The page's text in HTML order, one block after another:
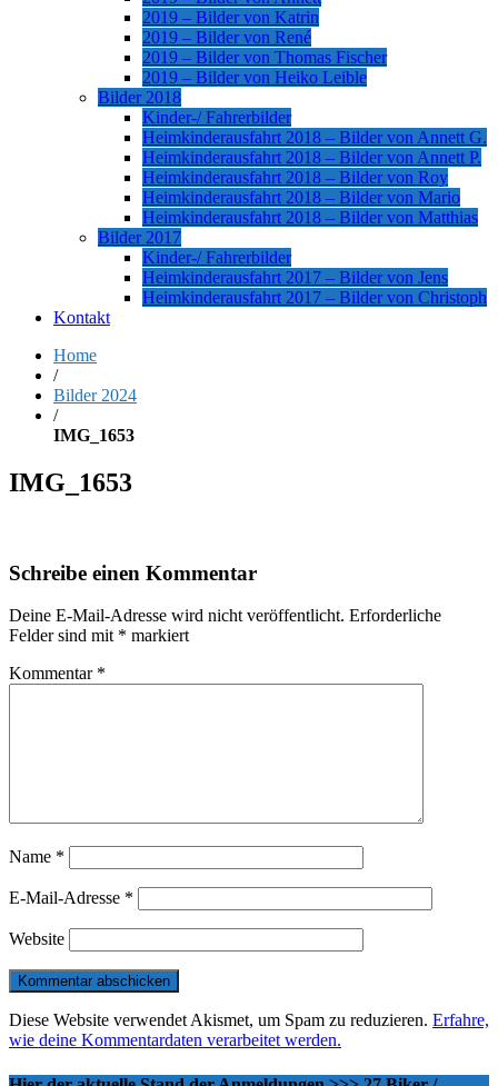
2019 – Bilder von Katrin
2019 – Bilder von René
2019 – Bilder von Thomas Fischer
2019 – Bilder von Heiko Leible
Bilder 2018
Kinder-/ Fahrerbilder
Heimkinderausfahrt 2018 – Bilder von Annett G.
Heimkinderausfahrt 2018 – Bilder von Annett P.
Heimkinderausfahrt 2018 – Bilder von Roy
Heimkinderausfahrt 2018 – Bilder von Mario
Heimkinderausfahrt 2018 – Bilder von Matthias
Bilder 2017
Kinder-/ Fahrerbilder
Heimkinderausfahrt 2017 – Bilder von Jens
Heimkinderausfahrt 2017 – Bilder von Christoph
Kontakt
Home
/
Bilder 2024
/
IMG_1653
IMG_1653
Schreibe einen Kommentar
Deine E-Mail-Adresse wird nicht veröffentlicht. Erforderliche
Felder sind mit * markiert
Kommentar *
Name *
E-Mail-Adresse *
Website
Diese Website verwendet Akismet, um Spam zu reduzieren. Erfahre,
wie deine Kommentardaten verarbeitet werden.